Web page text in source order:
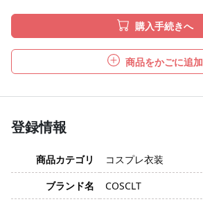
購入手続きへ
商品をかごに追加
登録情報
商品カテゴリ
コスプレ衣装
ブランド名
COSCLT